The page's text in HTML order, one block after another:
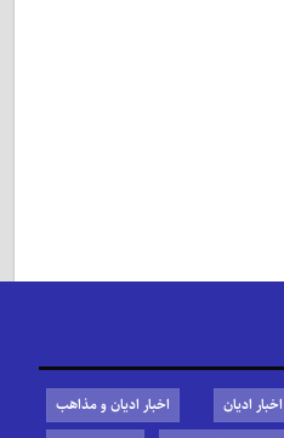
اخبار ادیان
اخبار ادیان و مذاهب